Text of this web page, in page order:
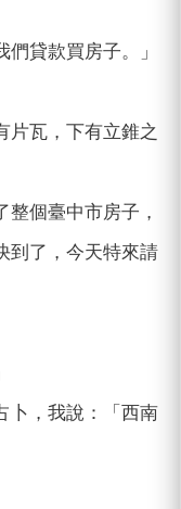
們貸款買房子。」
片瓦，下有立錐之
整個臺中市房子，
到了，今天特來請
卜，我說：「西南